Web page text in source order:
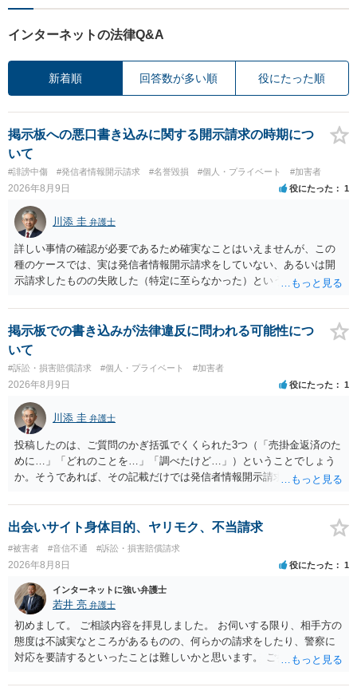
インターネットの法律Q&A
新着順 回答数が多い順 役にたった順
掲示板への悪口書き込みに関する開示請求の時期につ
いて
#誹謗中傷 #発信者情報開示請求 #名誉毀損 #個人・プライベート #加害者
2026年8月9日 役にたった 1
川添 圭 弁護士
詳しい事情の確認が必要であるため確実なことはいえませんが、この
種のケースでは、実は発信者情報開示請求をしていない、あるいは開
示請求したものの失敗した（特定に至らなかった）という事案が比較
な投稿をする場合にはなおさら）。
掲示板での書き込みが法律違反に問われる可能性につ
いて
#訴訟・損害賠償請求 #個人・プライベート #加害者
2026年8月9日 役にたった 1
川添 圭 弁護士
投稿したのは、ご質問のかぎ括弧でくくられた3つ（「売掛金返済のた
めに…」「どれのことを…」「調べたけど…」）ということでしょう
か。そうであれば、その記載だけでは発信者情報開示請求が認められ
ただ、「328が名誉毀損、偽計業務妨害、侮辱罪、ストーカー等に関す
る法律違反に該当するといわれ」とのことですので、ご質問に書かれ
ていない何らかの背景事情があれば、回答は180度変わるかもしれませ
ん。公開の場で詳細を投稿することは不適当と思われますので、弁護
士へ直接相談した方がよいでしょう。
出会いサイト身体目的、ヤリモク、不当請求
#被害者 #音信不通 #訴訟・損害賠償請求
2026年8月8日 役にたった 1
インターネットに強い弁護士
若井 亮 弁護士
初めまして。 ご相談内容を拝見しました。 お伺いする限り、相手方の
態度は不誠実なところがあるものの、何らかの請求をしたり、警察に
対応を要請するといったことは難しいかと思います。 ご参考になれば